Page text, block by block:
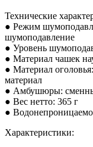
Технические
● Режим
шумоподавление
● Уровень
● Материал чашек
● Материал
материал
● Амбушюры:
● Вес нетто: 365 г
●
Характеристики: